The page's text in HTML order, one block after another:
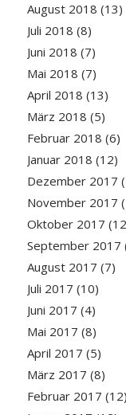
August 2018 (13)
Juli 2018 (8)
Juni 2018 (7)
Mai 2018 (7)
April 2018 (13)
März 2018 (5)
Februar 2018 (6)
Januar 2018 (12)
Dezember 2017
November 2017
Oktober 2017
September 2017
August 2017 (7)
Juli 2017 (10)
Juni 2017 (4)
Mai 2017 (8)
April 2017 (5)
März 2017 (8)
Februar 2017 (12)